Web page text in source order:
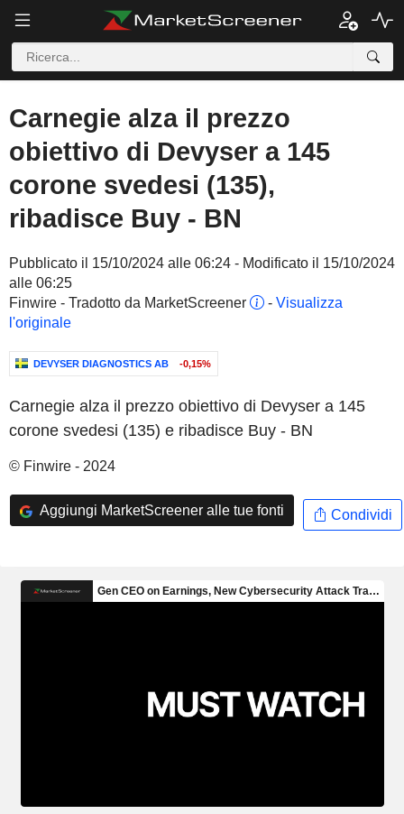
Carnegie alza il prezzo
obiettivo di Devyser a 145
corone svedesi (135),
ribadisce Buy - BN
Pubblicato il 15/10/2024 alle 06:24 - Modificato il 15/10/2024
alle 06:25
Finwire - Tradotto da MarketScreener
- Visualizza
l'originale
DEVYSER DIAGNOSTICS AB -0,15%
Carnegie alza il prezzo obiettivo di Devyser a 145
corone svedesi (135) e ribadisce Buy - BN
© Finwire - 2024
Aggiungi MarketScreener alle tue fonti Condividi